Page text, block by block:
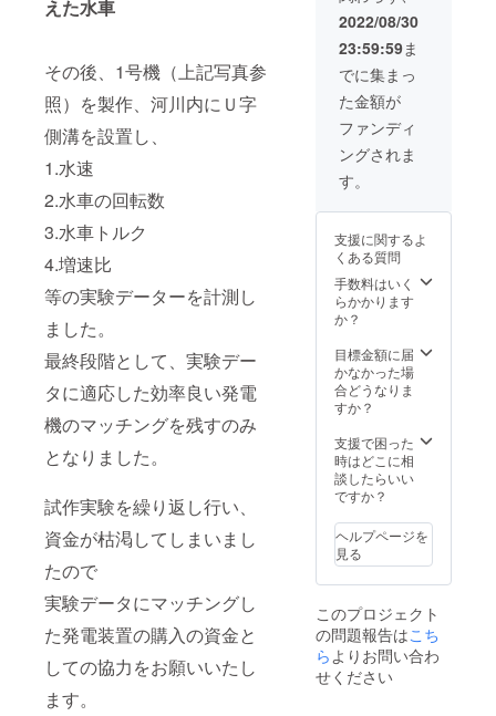
えた水車
その後、1号機（上記写真参
照）を製作、河川内にＵ字
側溝を設置し、
1.水速
2.水車の回転数
3.水車トルク
4.増速比
等の実験データーを計測し
ました。
最終段階として、実験デー
タに適応した効率良い発電
機のマッチングを残すのみ
となりました。
試作実験を繰り返し行い、
資金が枯渇してしまいまし
たので
実験データにマッチングし
た発電装置の購入の資金と
しての協力をお願いいたし
ます。
2022/08/30
23:59:59ま
でに集まっ
た金額が
ファンディ
ングされま
す。
支援に関するよ
くある質問
手数料はいく
らかかります
か？
目標金額に届
かなかった場
合どうなりま
すか？
支援で困った
時はどこに相
談したらいい
ですか？
ヘルプページを
見る
このプロジェクト
の問題報告はこち
ら よりお問い合わ
せください